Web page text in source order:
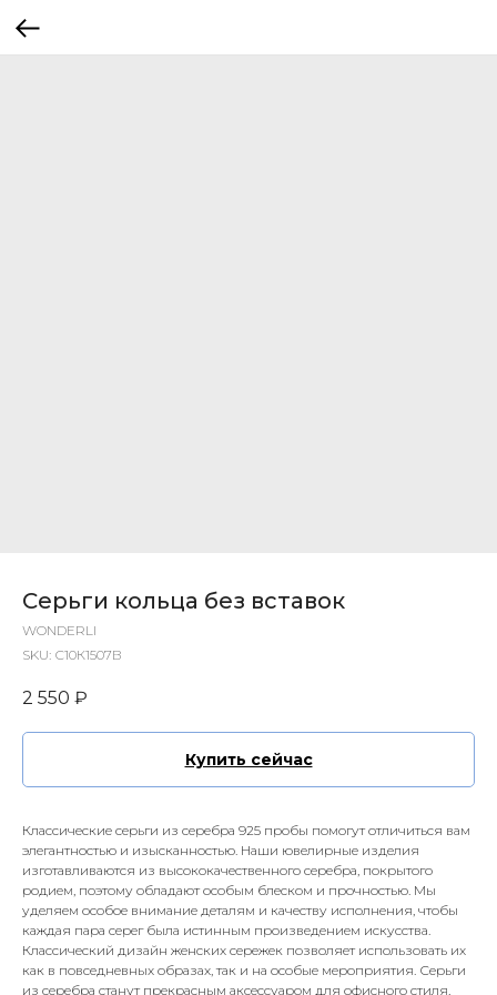
Серьги кольца без вставок
WONDERLI
SKU: С10К1507В
2 550 ₽
Купить сейчас
Классические серьги из серебра 925 пробы помогут отличиться вам
элегантностью и изысканностью. Наши ювелирные изделия
изготавливаются из высококачественного серебра, покрытого
родием, поэтому обладают особым блеском и прочностью. Мы
уделяем особое внимание деталям и качеству исполнения, чтобы
каждая пара серег была истинным произведением искусства.
Классический дизайн женских сережек позволяет использовать их
как в повседневных образах, так и на особые мероприятия. Серьги
из серебра станут прекрасным аксессуаром для офисного стиля,